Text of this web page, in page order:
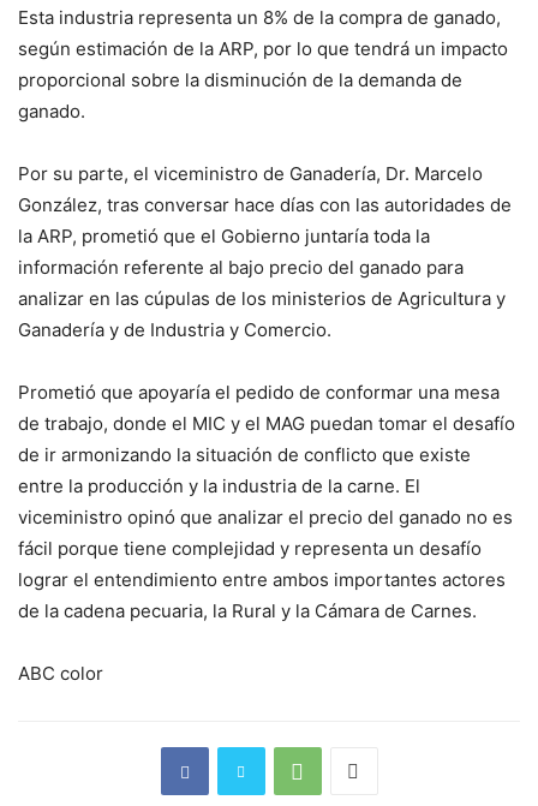
Esta industria representa un 8% de la compra de ganado,
según estimación de la ARP, por lo que tendrá un impacto
proporcional sobre la disminución de la demanda de
ganado.
Por su parte, el viceministro de Ganadería, Dr. Marcelo
González, tras conversar hace días con las autoridades de
la ARP, prometió que el Gobierno juntaría toda la
información referente al bajo precio del ganado para
analizar en las cúpulas de los ministerios de Agricultura y
Ganadería y de Industria y Comercio.
Prometió que apoyaría el pedido de conformar una mesa
de trabajo, donde el MIC y el MAG puedan tomar el desafío
de ir armonizando la situación de conflicto que existe
entre la producción y la industria de la carne. El
viceministro opinó que analizar el precio del ganado no es
fácil porque tiene complejidad y representa un desafío
lograr el entendimiento entre ambos importantes actores
de la cadena pecuaria, la Rural y la Cámara de Carnes.
ABC color